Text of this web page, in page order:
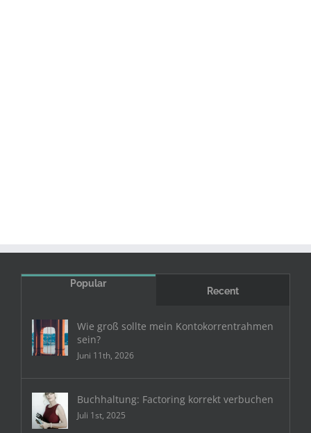
Popular
Recent
Wie groß sollte mein Kontokorrentrahmen
sein?
Juni 11th, 2026
Buchhaltung: Factoring korrekt verbuchen
Juli 1st, 2025